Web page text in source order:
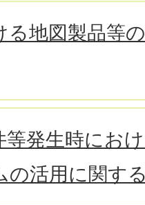
る地図製品等
等発生時にお
の活用に関す